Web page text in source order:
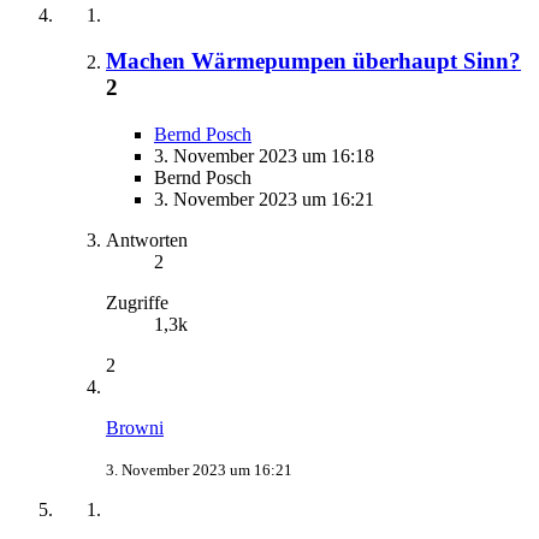
Machen Wärmepumpen überhaupt Sinn?
2
Bernd Posch
3. November 2023 um 16:18
Bernd Posch
3. November 2023 um 16:21
Antworten
2
Zugriffe
1,3k
2
Browni
3. November 2023 um 16:21